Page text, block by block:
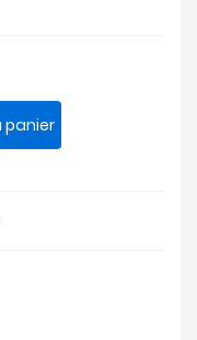
panier